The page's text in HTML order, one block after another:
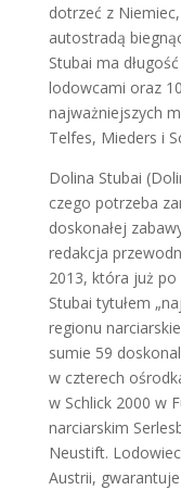
dotrzeć z
autostradą
Stubai ma
lodowcami oraz
najważniejszych
Telfes, Mieders i
Dolina Stubai
czego potrzeba
doskonałej
redakcja
2013, która już
Stubai tytułem
regionu
sumie 59
w czterech
w Schlick 2000 w
narciarskim
Neustift.
Austrii,